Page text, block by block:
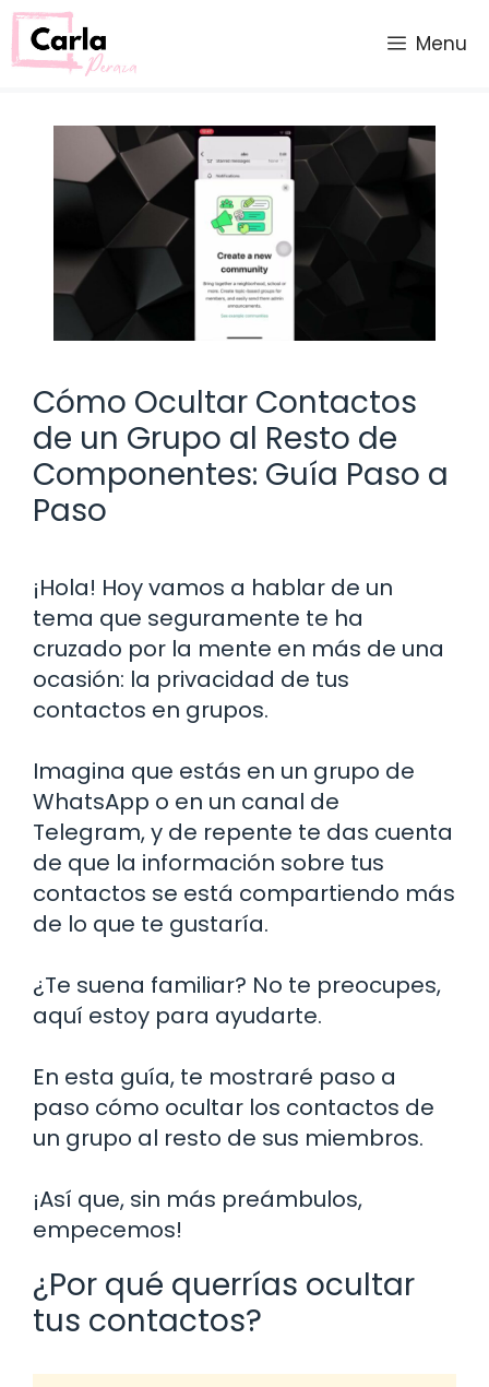
Saltar
al
contenido
Menu
Cómo Ocultar Contactos
de un Grupo al Resto de
Componentes: Guía Paso a
Paso
¡Hola! Hoy vamos a hablar de un
tema que seguramente te ha
cruzado por la mente en más de una
ocasión: la privacidad de tus
contactos en grupos.
Imagina que estás en un grupo de
WhatsApp o en un canal de
Telegram, y de repente te das cuenta
de que la información sobre tus
contactos se está compartiendo más
de lo que te gustaría.
¿Te suena familiar? No te preocupes,
aquí estoy para ayudarte.
En esta guía, te mostraré paso a
paso cómo ocultar los contactos de
un grupo al resto de sus miembros.
¡Así que, sin más preámbulos,
empecemos!
¿Por qué querrías ocultar
tus contactos?